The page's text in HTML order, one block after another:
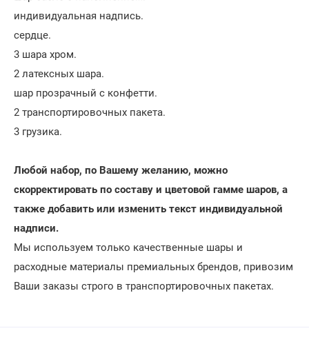
индивидуальная надпись.
сердце.
3 шара хром.
2 латексных шара.
шар прозрачный с конфетти.
2 транспортировочных пакета.
3 грузика.
Любой набор, по Вашему желанию, можно
скорректировать по составу и цветовой гамме шаров, а
также добавить или изменить текст индивидуальной
надписи.
Мы используем только качественные шары и
расходные материалы премиальных брендов, привозим
Ваши заказы строго в транспортировочных пакетах.